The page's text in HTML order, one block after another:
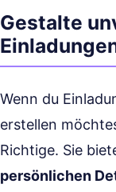
Gestalte
Wenn du
erstellen
Richtige. Sie
persönlichen